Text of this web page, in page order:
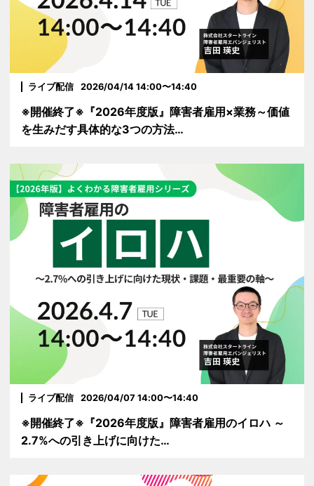
ライブ配信 2026/04/14 14:00〜14:40
※開催終了※『2026年度版』障害者雇用×業務～価値
を生みだす具体的な3つの方法…
ライブ配信 2026/04/07 14:00〜14:40
※開催終了※『2026年度版』障害者雇用のイロハ ～
2.7%への引き上げに向けた…